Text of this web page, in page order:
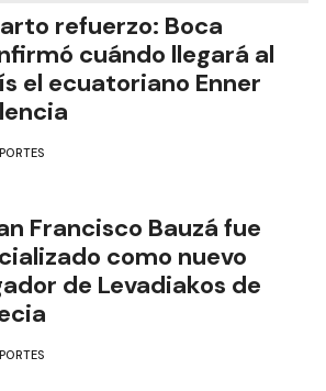
refuerzo: Boca
cuándo llegará al
el ecuatoriano Enner
Francisco Bauzá fue
como nuevo
de Levadiakos de